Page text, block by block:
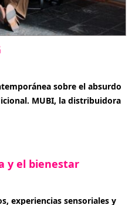
sobre el absurdo
MUBI, la distribuidora
y el bienestar
experiencias sensoriales y